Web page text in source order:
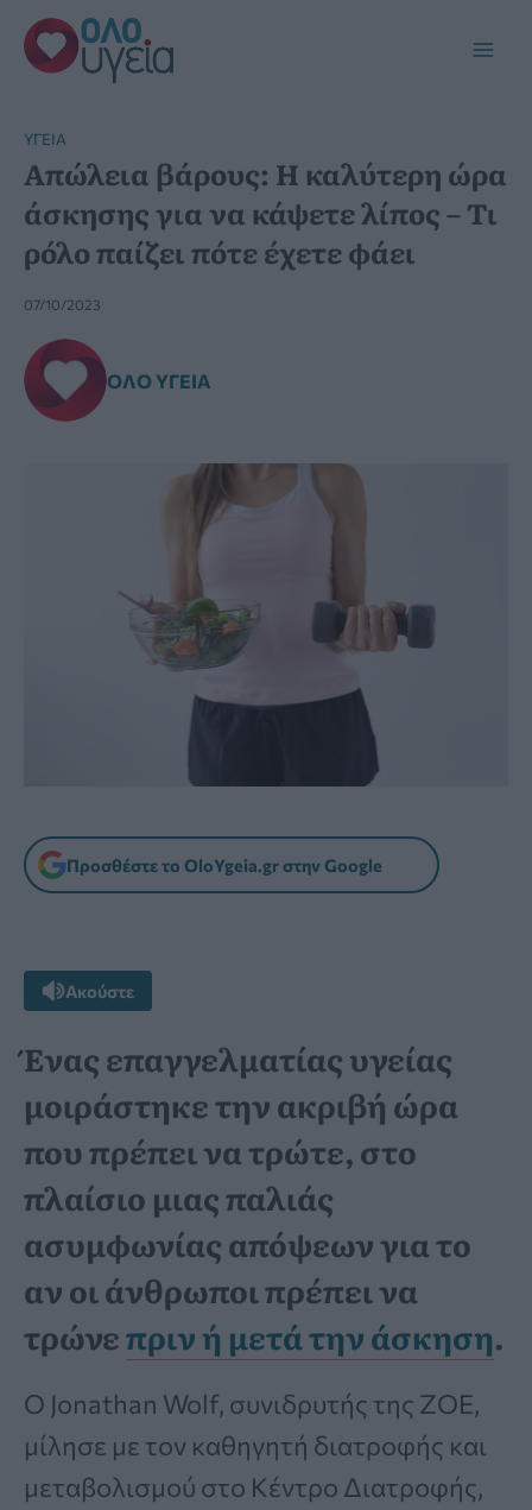
Μετάβαση
στο
περιεχόμενο
YΓΕΊΑ
Απώλεια βάρους: Η καλύτερη ώρα
άσκησης για να κάψετε λίπος – Τι
ρόλο παίζει πότε έχετε φάει
07/10/2023
ΌΛΟ ΥΓΕΊΑ
Προσθέστε το OloYgeia.gr στην Google
Ακούστε
Ένας επαγγελματίας υγείας
μοιράστηκε την ακριβή ώρα
που πρέπει να τρώτε, στο
πλαίσιο μιας παλιάς
ασυμφωνίας απόψεων για το
αν οι άνθρωποι πρέπει να
τρώνεπριν ή μετά την άσκηση.
Ο Jonathan Wolf, συνιδρυτής της ZOE,
μίλησε με τον καθηγητή διατροφής και
μεταβολισμού στο Κέντρο Διατροφής,